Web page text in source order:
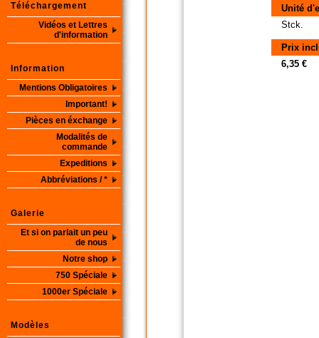
Téléchargement
Vidéos et Lettres
d'information
Information
Mentions Obligatoires
Important!
Pièces en éxchange
Modalités de
commande
Expeditions
Abbréviations / *
Galerie
Et si on parlait un peu
de nous
Notre shop
750 Spéciale
1000er Spéciale
Modèles
Unité
Stck.
Prix
6,35 €